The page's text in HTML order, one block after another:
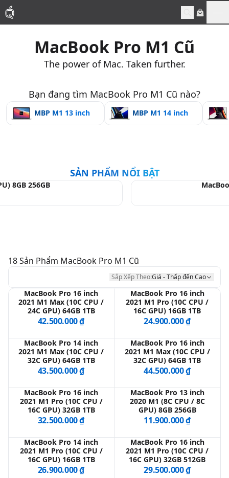
MacBook Air
QBlog
MacBook Pro M1 Cũ
The power of Mac. Taken further.
Bạn đang tìm MacBook Pro M1 Cũ nào?
MBP M1 13 inch MBP M1 14 inch
SẢN PHẨM NỔI BẬT
8GB 256GB
18Sản Phẩm MacBook Pro M1 Cũ
Sắp Xếp Theo:Giá - Thấp đến Cao
MacBook Pro 16 inch
2021 M1 Max (10C CPU /
24C GPU) 64GB 1TB
42.500.000 ₫
MacBook Pro 16 inch
2021 M1 Pro (10C CPU /
16C GPU) 16GB 1TB
24.900.000 ₫
MacBook Pro 14 inch
2021 M1 Max (10C CPU /
32C GPU) 64GB 1TB
43.500.000 ₫
MacBook Pro 16 inch
2021 M1 Max (10C CPU /
32C GPU) 64GB 1TB
44.500.000 ₫
MacBook Pro 16 inch
2021 M1 Pro (10C CPU /
16C GPU) 32GB 1TB
32.500.000 ₫
MacBook Pro 13 inch
2020 M1 (8C CPU / 8C
GPU) 8GB 256GB
11.900.000 ₫
MacBook Pro 14 inch
2021 M1 Pro (10C CPU /
16C GPU) 16GB 1TB
26.900.000 ₫
MacBook Pro 16 inch
2021 M1 Pro (10C CPU /
16C GPU) 32GB 512GB
29.500.000 ₫